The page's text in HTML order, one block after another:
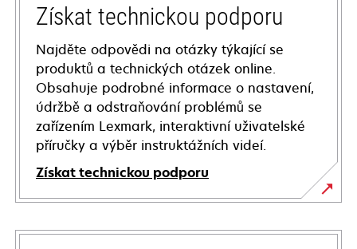
Získat technickou podporu
Najděte odpovědi na otázky týkající se
produktů a technických otázek online.
Obsahuje podrobné informace o nastavení,
údržbě a odstraňování problémů se
zařízením Lexmark, interaktivní uživatelské
příručky a výběr instruktážních videí.
Získat technickou podporu
opens
in